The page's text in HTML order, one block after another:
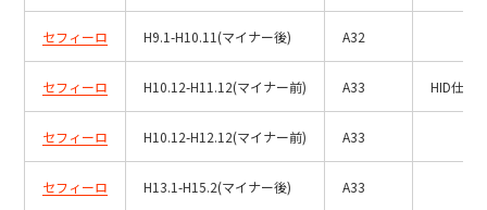
セフィーロ H9.1-H10.11(マイナー後) A32
セフィーロ H10.12-H11.12(マイナー前) A33 HID仕様
セフィーロ H10.12-H12.12(マイナー前) A33
セフィーロ H13.1-H15.2(マイナー後) A33